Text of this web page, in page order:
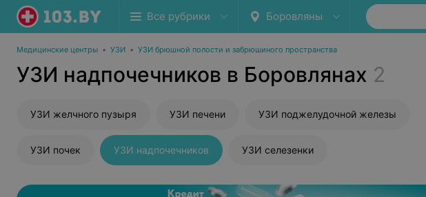
Все рубрики Боровляны
Медицинские центры • УЗИ • УЗИ брюшной полости и забрюшиного пространства
УЗИ надпочечников в Боровлянах 2
УЗИ желчного пузыря УЗИ печени УЗИ поджелудочной железы
УЗИ почек УЗИ надпочечников УЗИ селезенки